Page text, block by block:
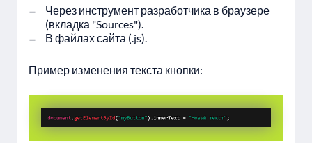
Через инструмент разработчика в браузере
(вкладка "Sources").
В файлах сайта (.js).
Пример изменения текста кнопки: